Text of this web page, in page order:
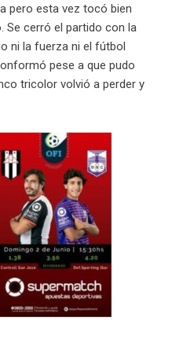
pero esta vez tocó bien
Se cerró el partido con la
ni la fuerza ni el fútbol
pese a que pudo
tricolor volvió a perder y